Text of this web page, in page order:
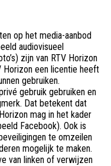
op het media-aanbod
audiovisueel
zijn van RTV Horizon
Horizon een licentie heeft
gebruiken.
gebruik gebruiken en
Dat betekent dat
mag in het kader
Facebook). Ook is
te omzeilen
mogelijk te maken.
van linken of verwijzen